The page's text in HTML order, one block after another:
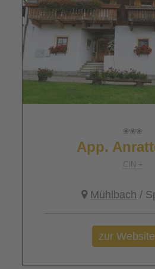
App.
CIN +
Mühlbach /
zur Website